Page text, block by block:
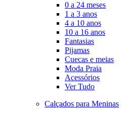
0 a 24 meses
1 a 3 anos
4 a 10 anos
10 a 16 anos
Fantasias
Pijamas
Cuecas e meias
Moda Praia
Acessórios
Ver Tudo
Calçados para Meninas